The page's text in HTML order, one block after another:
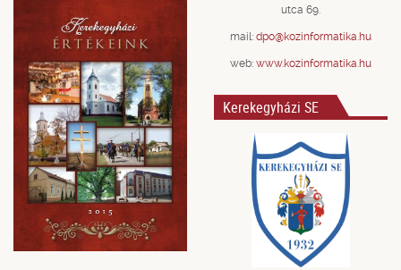
utca 69.
mail: dpo@kozinformatika.hu
web: www.kozinformatika.hu
Kerekegyházi SE